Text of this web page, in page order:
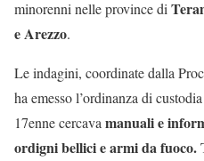
minorenni nelle province di
e Arezzo.
Le indagini, coordinate dalla
ha emesso l’ordinanza di
17enne cercava manuali e
ordigni bellici e armi da fuoco.